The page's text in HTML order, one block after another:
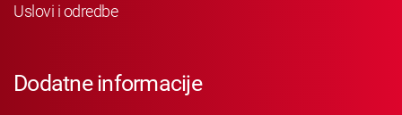
Uslovi i odredbe
Dodatne informacije